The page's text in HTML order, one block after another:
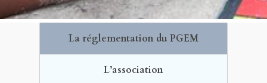
La réglementation du PGEM
L’association